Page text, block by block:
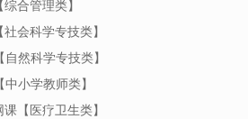
合管理类】
会科学专技类】
然科学专技类】
小学教师类】
【医疗卫生类】